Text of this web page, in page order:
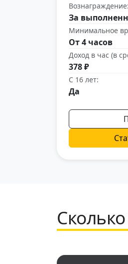
Вознаграждение:
За
Минимальное
От 4 часов
Доход в час (в
378 ₽
С 16 лет:
Да